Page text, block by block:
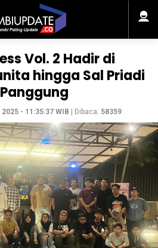
Vol. 2 Hadir di
hingga Sal Priadi
- 11:35:37 WIB | Dibaca: 58359